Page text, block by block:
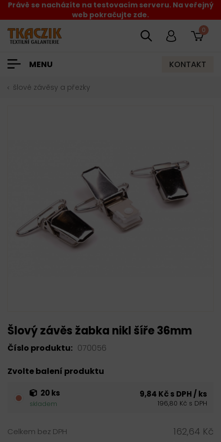
Právě se nacházíte na testovacím serveru. Na veřejný
web pokračujte zde.
0
MENU KONTAKT
šlové závěsy a přezky
Šlový závěs žabka nikl šíře 36mm
Číslo produktu: 070056
Zvolte balení produktu
20 ks
skladem
9,84 Kč s DPH / ks
196,80 Kč s DPH
Celkem bez DPH 162,64 Kč